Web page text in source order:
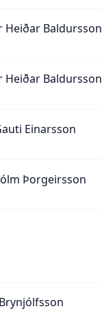
Heiðar Baldursson
Heiðar Baldursson
Einarsson
Þorgeirsson